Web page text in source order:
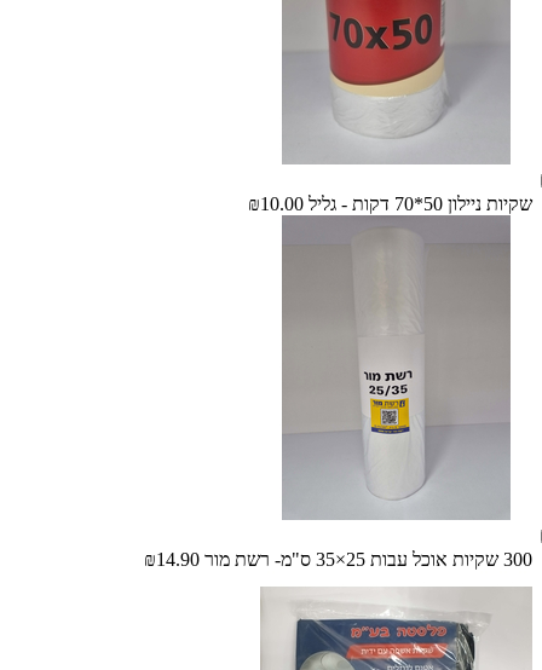
שקיות ניילון 50*70 דקות - גליל ₪10.00
300 שקיות אוכל עבות 25×35 ס"מ- רשת מור ₪14.90